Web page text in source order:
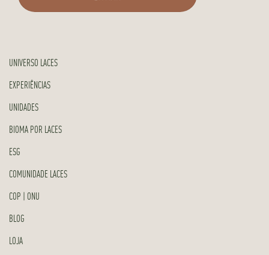
UNIVERSO LACES
EXPERIÊNCIAS
UNIDADES
BIOMA POR LACES
ESG
COMUNIDADE LACES
COP | ONU
BLOG
LOJA